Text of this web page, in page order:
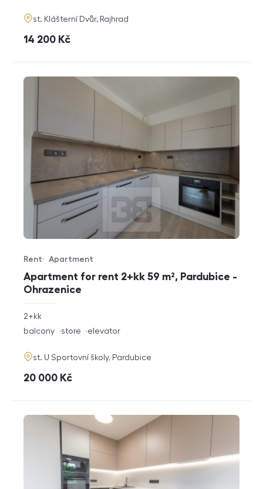
adresa
st. Klášterní Dvůr, Rajhrad
cena
14 200 Kč
Apartment for rent 2+kk 59 m², Pardubice -
Ohrazenice
Offer type
Rent
Property type
Apartment
rozměry
disposition
2+kk
funkce
balcony store elevator
adresa
st. U Sportovní školy, Pardubice
cena
20 000 Kč